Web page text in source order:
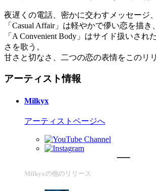
夜遅くの電話、密かに交わすメッセージ
「Casual Affair」は軽やかで儚い恋を描き、
「A Convenient Body」はサイド扱いされ
さを歌う。
甘さと切なさ、二つの恋の表情をこのリ
アーティスト情報
Milkyx
アーティストページへ
Milkyxの他のリリース